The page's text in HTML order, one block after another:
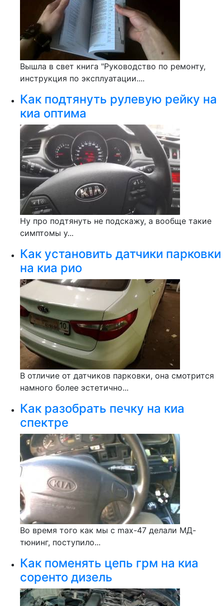
Вышла в свет книга "Руководство по ремонту,
инструкция по эксплуатации....
Как подтянуть рулевую рейку на
киа оптима
Ну про подтянуть не подскажу, а вообще такие
симптомы у...
Как установить датчики парковки
на киа рио
В отличие от датчиков парковки, она смотрится
намного более эстетично...
Как разобрать печку на киа
спектре
Во время того как мы с max-47 делали МД-
тюнинг, поступило...
Как поменять цепь грм на киа
соренто дизель